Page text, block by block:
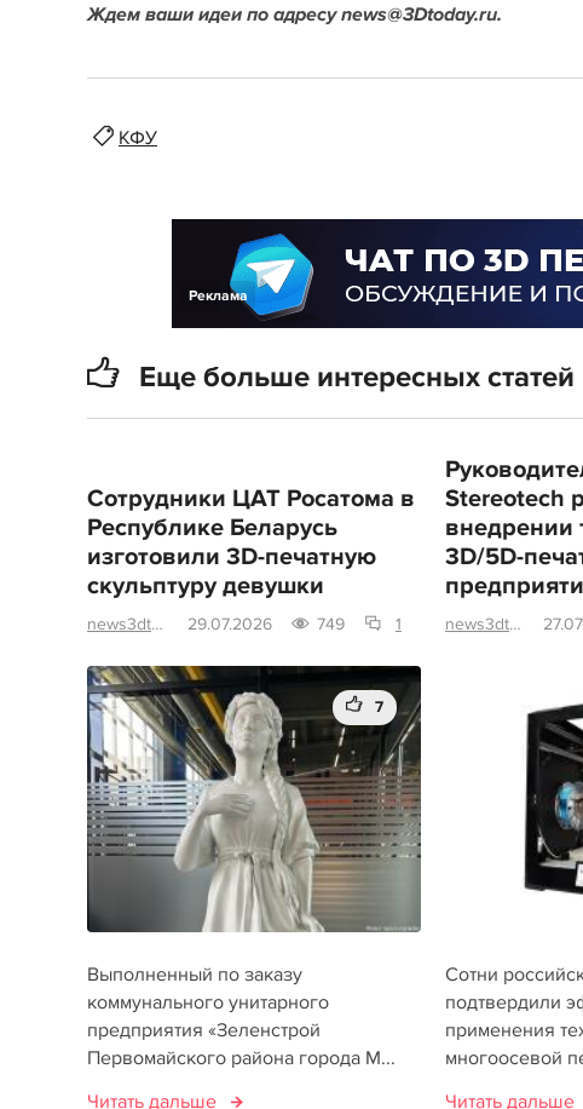
Ждем ваши идеи по адресу news@3Dtoday.ru.
КФУ
Еще больше интересных статей
Сотрудники ЦАТ Росатома в
Республике Беларусь
изготовили 3D-печатную
скульптуру девушки
news3dtoday 29.07.2026 749 1
7
Выполненный по заказу
коммунального унитарного
предприятия «Зеленстрой
Первомайского района города М...
Читать дальше
Stereotech
внедрении
3D/5D-
news3dtoday
Сотни
подтвердили
применения
многоосевой
Читать дальше
Реклама